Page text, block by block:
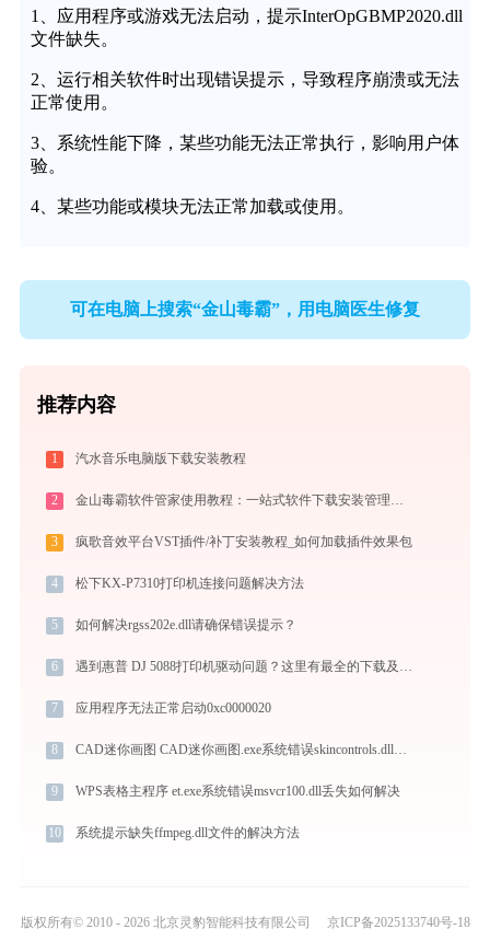
1、应用程序或游戏无法启动，提示InterOpGBMP2020.dll
文件缺失。
2、运行相关软件时出现错误提示，导致程序崩溃或无法
正常使用。
3、系统性能下降，某些功能无法正常执行，影响用户体
验。
4、某些功能或模块无法正常加载或使用。
可在电脑上搜索“金山毒霸”，用电脑医生修复
推荐内容
1 汽水音乐电脑版下载安装教程
2 金山毒霸软件管家使用教程：一站式软件下载安装管理，让电脑始终保持最佳状态
3 疯歌音效平台VST插件/补丁安装教程_如何加载插件效果包
4 松下KX-P7310打印机连接问题解决方法
5 如何解决rgss202e.dll请确保错误提示？
6 遇到惠普 DJ 5088打印机驱动问题？这里有最全的下载及安装指导
7 应用程序无法正常启动0xc0000020
8 CAD迷你画图 CAD迷你画图.exe系统错误skincontrols.dll丢失如何解决
9 WPS表格主程序 et.exe系统错误msvcr100.dll丢失如何解决
10 系统提示缺失ffmpeg.dll文件的解决方法
版权所有© 2010 - 2026 北京灵豹智能科技有限公司 京ICP备2025133740号-18